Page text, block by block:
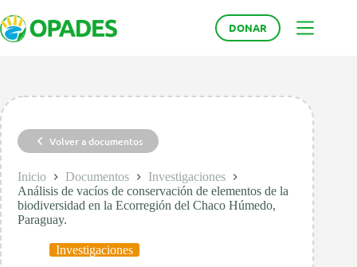
al
contenido
DONAR
Volver a documentos
Inicio Documentos
Investigaciones
Análisis de vacíos de conservación de elementos de la
biodiversidad en la Ecorregión del Chaco Húmedo,
Paraguay.
Investigaciones